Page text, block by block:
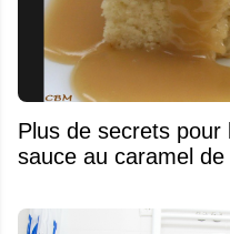
Plus de secrets
sauce au caramel